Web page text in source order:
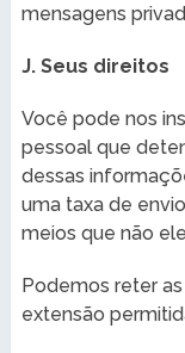
mensagens
J. Seus direitos
Você pode nos
pessoal que
dessas
uma taxa de
meios que não
Podemos reter
extensão